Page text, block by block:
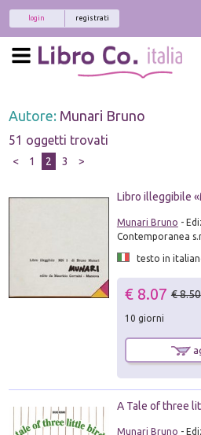
registrati
login
Autore: Munari Bruno
51 oggetti trovati
< 1 2 3 >
Libro illeggibile
Munari Bruno -
Contemporanea
testo in
€ 8.07 € 8.50
10 giorni
A Tale of three
Munari Bruno -